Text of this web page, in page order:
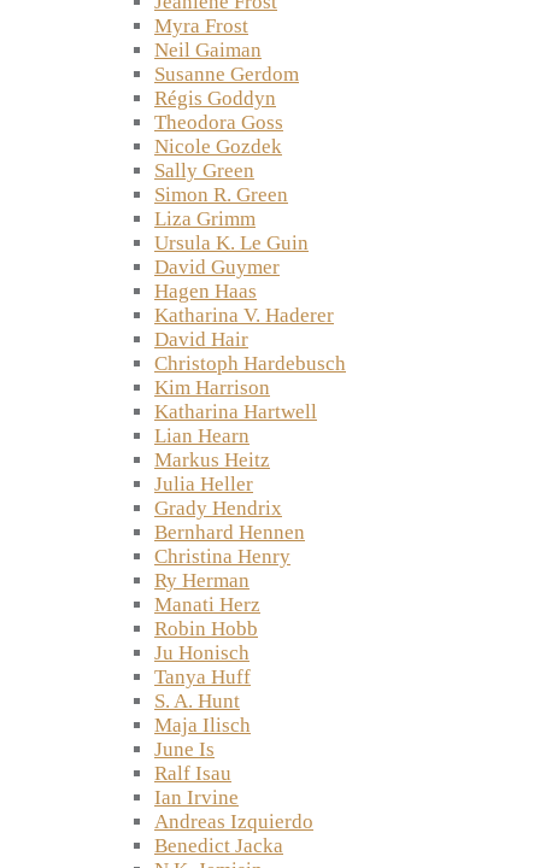
Myra Frost
Neil Gaiman
Susanne Gerdom
Régis Goddyn
Theodora Goss
Nicole Gozdek
Sally Green
Simon R. Green
Liza Grimm
Ursula K. Le Guin
David Guymer
Hagen Haas
Katharina V. Haderer
David Hair
Christoph Hardebusch
Kim Harrison
Katharina Hartwell
Lian Hearn
Markus Heitz
Julia Heller
Grady Hendrix
Bernhard Hennen
Christina Henry
Ry Herman
Manati Herz
Robin Hobb
Ju Honisch
Tanya Huff
S. A. Hunt
Maja Ilisch
June Is
Ralf Isau
Ian Irvine
Andreas Izquierdo
Benedict Jacka